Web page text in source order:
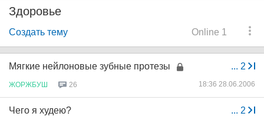
Здоровье
Online 1
Создать тему
... 2
Мягкие нейлоновые зубные протезы
ЖОРЖБУШ 26 18:36 28.06.2006
... 2
Чего я худею?